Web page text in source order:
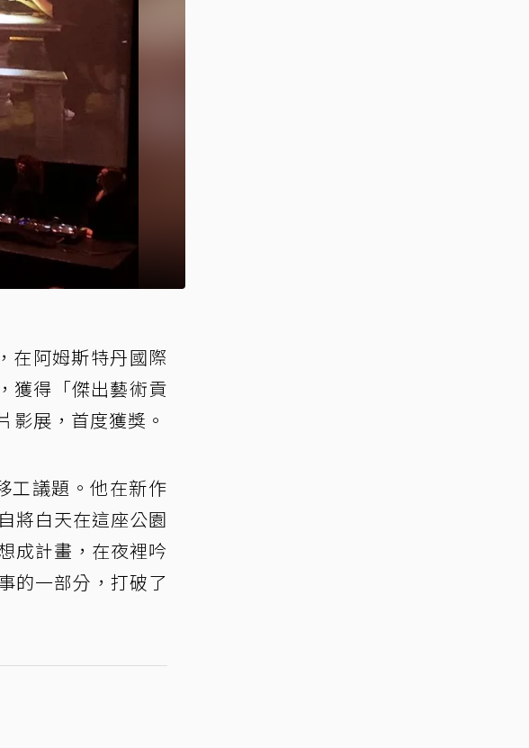
在阿姆斯特丹國際
獲得「傑出藝術貢
影展，首度獲獎。
工議題。他在新作
將白天在這座公園
成計畫，在夜裡吟
的一部分，打破了